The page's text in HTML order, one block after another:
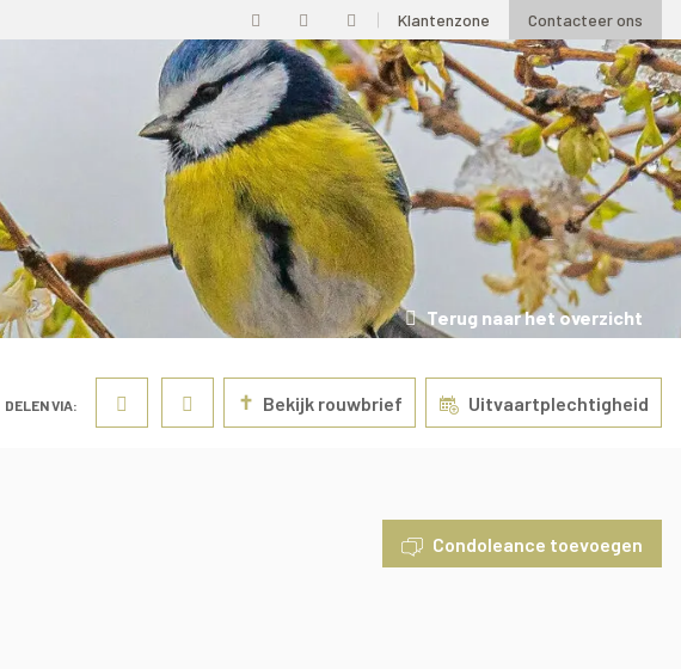
Klantenzone Contacteer ons
Terug naar het overzicht
DELEN VIA: ✝ Bekijk rouwbrief Uitvaartplechtigheid
Condoleance toevoegen